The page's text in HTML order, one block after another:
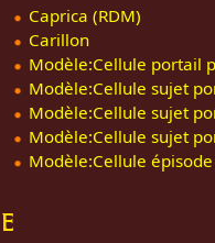
Caprica (RDM)
Carillon
Modèle:Cellule portail
Modèle:Cellule sujet
Modèle:Cellule sujet
Modèle:Cellule sujet
Modèle:Cellule
E